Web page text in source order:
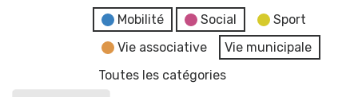
Mobilité
Social
Sport
Vie associative
Vie municipale
Toutes les catégories